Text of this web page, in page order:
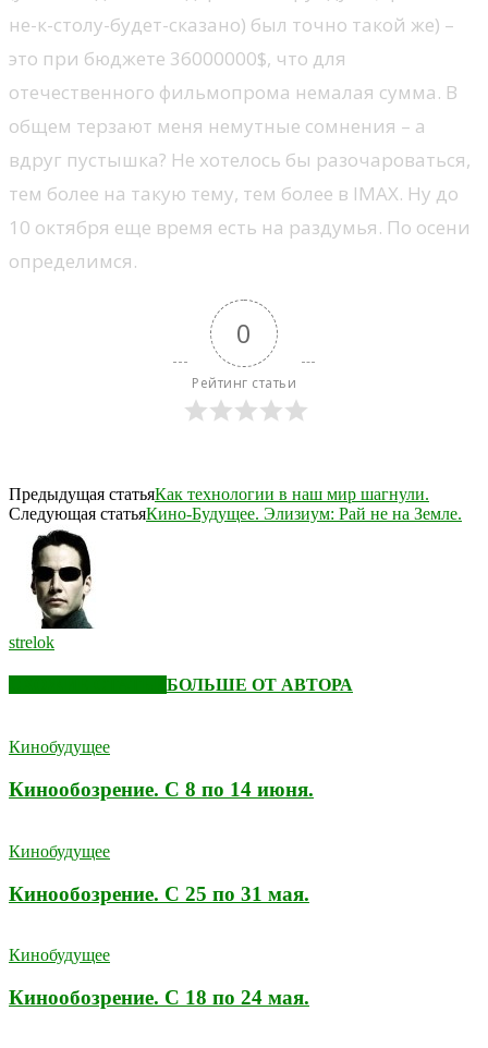
не-к-столу-будет-сказано) был точно такой же) –
это при бюджете 36000000$, что для
отечественного фильмопрома немалая сумма. В
общем терзают меня немутные сомнения – а
вдруг пустышка? Не хотелось бы разочароваться,
тем более на такую тему, тем более в IMAX. Ну до
10 октября еще время есть на раздумья. По осени
определимся.
0
Рейтинг статьи
Предыдущая статьяКак технологии в наш мир шагнули.
Следующая статьяКино-Будущее. Элизиум: Рай не на Земле.
strelok
БОЛЬШЕ ОТ АВТОРА
Кинобудущее
Кинообозрение. С 8 по 14 июня.
Кинобудущее
Кинообозрение. С 25 по 31 мая.
Кинобудущее
Кинообозрение. С 18 по 24 мая.